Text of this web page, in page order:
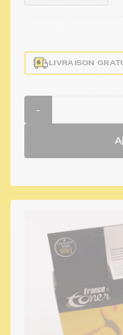
LIVRAISON
-